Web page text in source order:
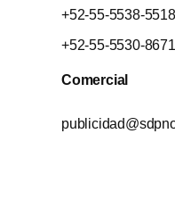
+52-55-5538-5518
+52-55-5530-8671
Comercial